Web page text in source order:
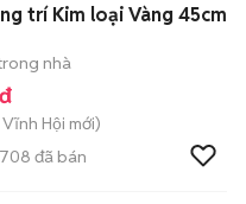
trí Kim loại Vàng 45cm
nhà
Vĩnh Hội mới)
đã bán